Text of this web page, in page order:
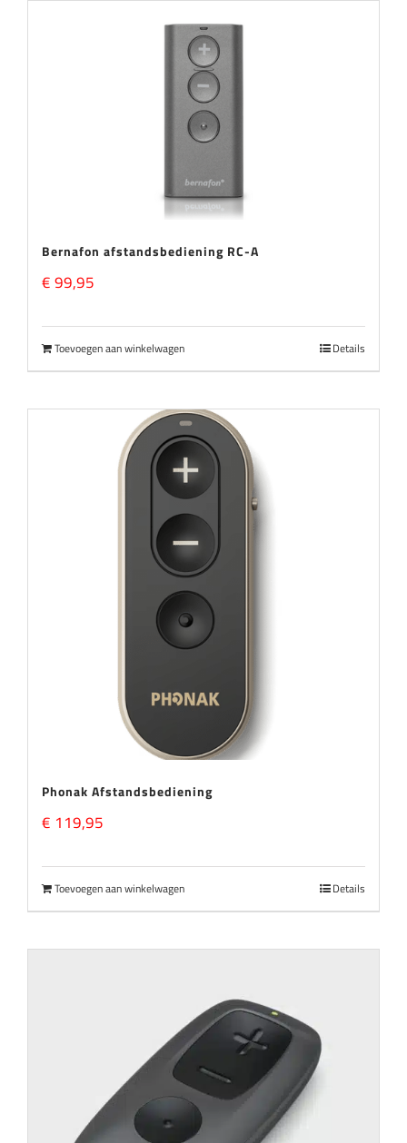
Bernafon afstandsbediening RC-A
€99,95
Toevoegen aan winkelwagen Details
Phonak Afstandsbediening
€ 119,95
Toevoegen aan winkelwagen Details